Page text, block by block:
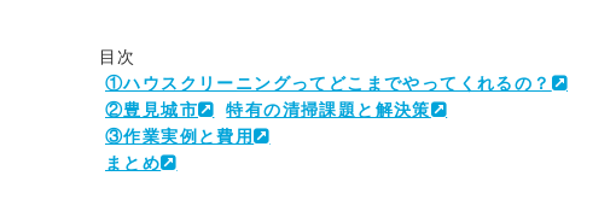
目次
①ハウスクリーニングってどこまでやってくれるの？
②豊見城市
特有の清掃課題と解決策
③作業実例と費用
まとめ